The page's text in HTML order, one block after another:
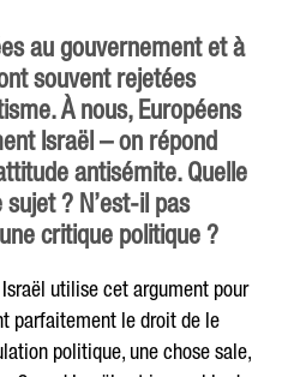
au gouvernement et à
souvent rejetées
À nous, Européens
Israël – on répond
antisémite. Quelle
? N’est-il pas
critique politique ?
utilise cet argument pour
parfaitement le droit de le
politique, une chose sale,